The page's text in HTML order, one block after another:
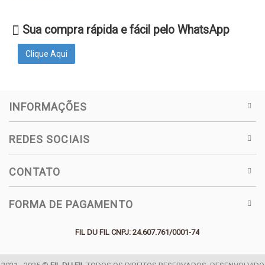
Sua compra rápida e fácil pelo WhatsApp
Clique Aqui
INFORMAÇÕES
REDES SOCIAIS
CONTATO
FORMA DE PAGAMENTO
FIL DU FIL CNPJ: 24.607.761/0001-74